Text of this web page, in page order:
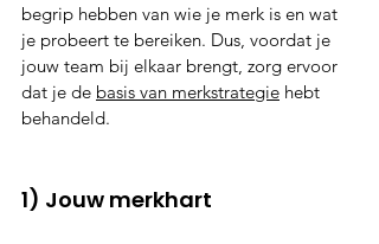
begrip hebben van wie je merk is en wat
je probeert te bereiken. Dus, voordat je
jouw team bij elkaar brengt, zorg ervoor
dat je de basis van merkstrategie hebt
behandeld.
1) Jouw merkhart